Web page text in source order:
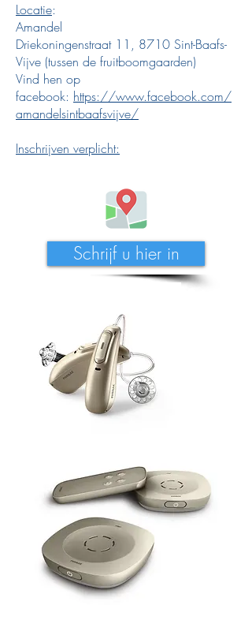
Locatie:
Amandel
Driekoningenstraat 11, 8710 Sint-Baafs-
Vijve (tussen de fruitboomgaarden)
Vind hen op
facebook: https://www.facebook.com/
amandelsintbaafsvijve/
Inschrijven verplicht:
Schrijf u hier in